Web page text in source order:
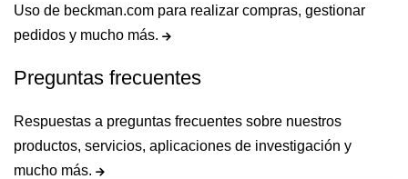
Uso de beckman.com para realizar compras, gestionar
pedidos y mucho más.
Preguntas frecuentes
Respuestas a preguntas frecuentes sobre nuestros
productos, servicios, aplicaciones de investigación y
mucho más.